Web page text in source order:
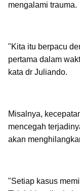
mengalami trauma.
"Kita itu berpacu
pertama dalam
kata dr Juliando.
Misalnya,
mencegah
akan
"Setiap kasus